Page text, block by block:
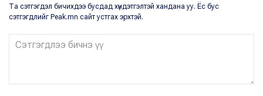
Та сэтгэгдэл бичихдээ бусдад хүндэтгэлтэй хандана уу. Ёс бус
сэтгэгдлийг Peak.mn сайт устгах эрхтэй.